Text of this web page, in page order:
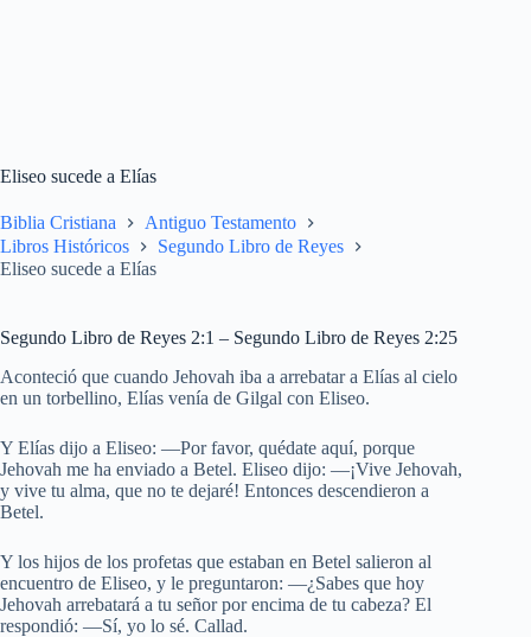
Eliseo sucede a Elías
Biblia Cristiana
Antiguo Testamento
Libros Históricos
Segundo Libro de Reyes
Eliseo sucede a Elías
Segundo Libro de Reyes 2:1 – Segundo Libro de Reyes 2:25
Aconteció que cuando Jehovah iba a arrebatar a Elías al cielo
en un torbellino, Elías venía de Gilgal con Eliseo.
Y Elías dijo a Eliseo: —Por favor, quédate aquí, porque
Jehovah me ha enviado a Betel. Eliseo dijo: —¡Vive Jehovah,
y vive tu alma, que no te dejaré! Entonces descendieron a
Betel.
Y los hijos de los profetas que estaban en Betel salieron al
encuentro de Eliseo, y le preguntaron: —¿Sabes que hoy
Jehovah arrebatará a tu señor por encima de tu cabeza? El
respondió: —Sí, yo lo sé. Callad.